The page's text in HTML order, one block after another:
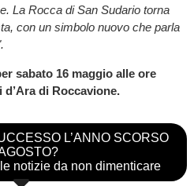
La Rocca di San Sudario torna
con un simbolo nuovo che parla
sabato 16 maggio alle ore
di Roccavione.
L’ANNO SCORSO
notizie da non dimenticare